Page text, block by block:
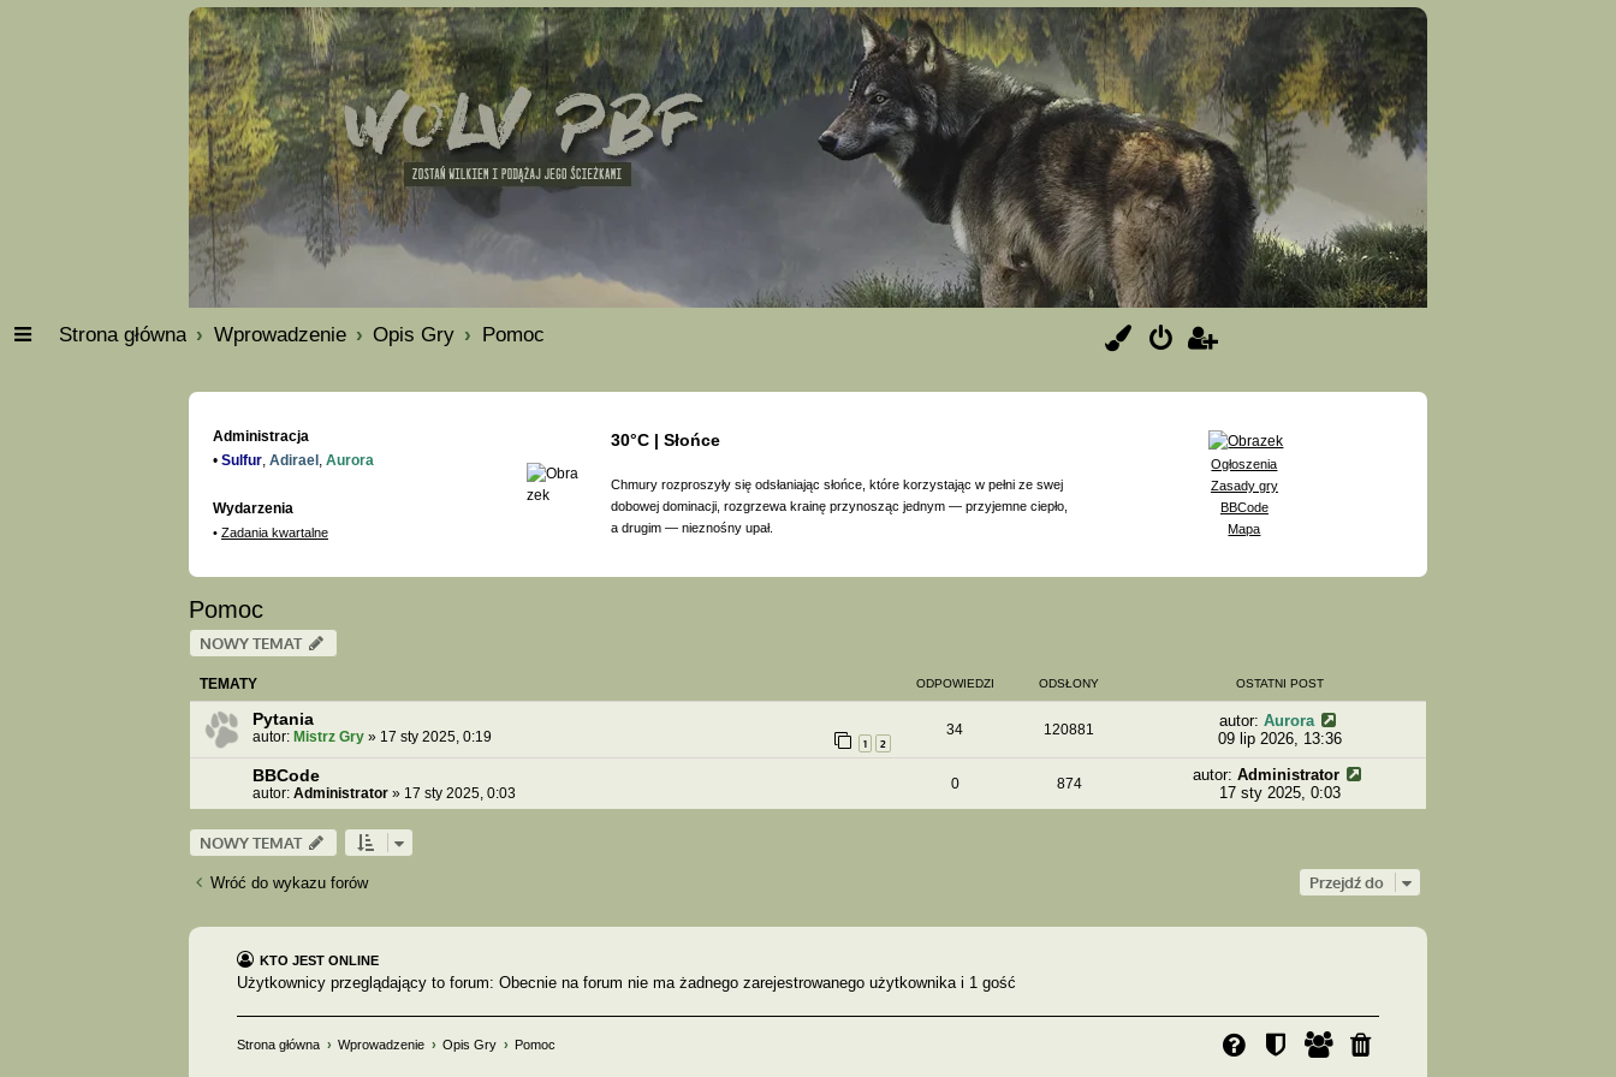
Strona główna Wprowadzenie Opis Gry Pomoc
Administracja
• Sulfur, Adirael , Aurora
Wydarzenia
• Zadania kwartalne
30°C | Słońce
Chmury rozproszyły się odsłaniając słońce, które korzystając w pełni ze swej
dobowej dominacji, rozgrzewa krainę przynosząc jednym — przyjemne ciepło,
a drugim — nieznośny upał.
Ogłoszenia
Zasady gry
BBCode
Mapa
Pomoc
NOWY TEMAT
TEMATY ODPOWIEDZI ODSŁONY OSTATNI POST
Pytania
autor: Mistrz Gry » 17 sty 2025, 0:19 1 2
34 120881 autor: Aurora
09 lip 2026, 13:36
BBCode
autor: Administrator » 17 sty 2025, 0:03
0 874 autor: Administrator
17 sty 2025, 0:03
NOWY TEMAT
Wróć do wykazu forów Przejdź do
KTO JEST ONLINE
Użytkownicy przeglądający to forum: Obecnie na forum nie ma żadnego zarejestrowanego użytkownika i 1 gość
Strona główna Wprowadzenie Opis Gry Pomoc